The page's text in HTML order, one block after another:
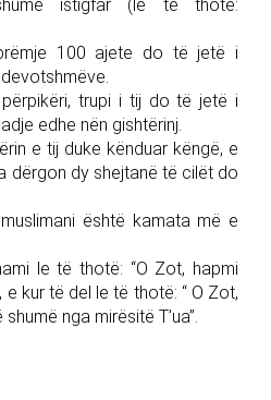
istigfar (le të thotë:
100 ajete do të jetë i
trupi i tij do të jetë i
edhe nën gishtërinj.
e tij duke kënduar këngë, e
dërgon dy shejtanë të cilët do
është kamata më e
le të thotë: “O Zot, hapmi
e kur të del le të thotë: “ O Zot,
nga mirësitë T’ua”.